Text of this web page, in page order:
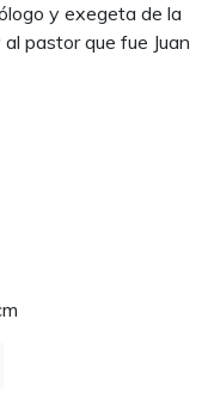
y exegeta de la
pastor que fue Juan